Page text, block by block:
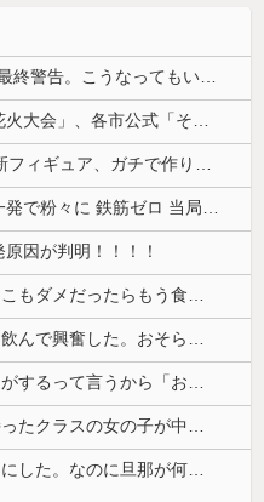
因が判明！！！！